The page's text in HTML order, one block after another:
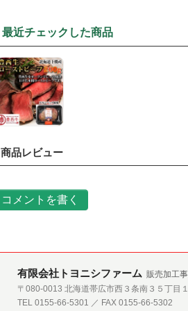
最近チェックした商品
商品レビュー
コメントを書く
有限会社トヨニシファーム 販売加工
〒080-0013 北海道帯広市西３条南３５丁目
TEL 0155-66-5301 ／ FAX 0155-66-5302